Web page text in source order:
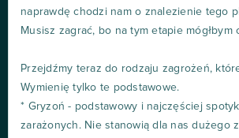
naprawdę chodzi nam o znalezienie tego
Musisz zagrać, bo na tym etapie mógłbym
Przejdźmy teraz do rodzaju zagrożeń,
Wymienię tylko te podstawowe.
* Gryzoń - podstawowy i najczęściej
zarażonych. Nie stanowią dla nas dużego